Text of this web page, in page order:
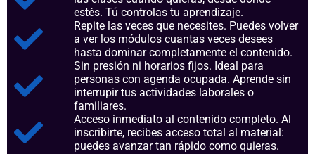
estés. Tú controlas tu aprendizaje.
Repite las veces que necesites. Puedes volver
a ver los módulos cuantas veces desees
hasta dominar completamente el contenido.
Sin presión ni horarios fijos. Ideal para
personas con agenda ocupada. Aprende sin
interrupir tus actividades laborales o
familiares.
Acceso inmediato al contenido completo. Al
inscribirte, recibes acceso total al material:
puedes avanzar tan rápido como quieras.